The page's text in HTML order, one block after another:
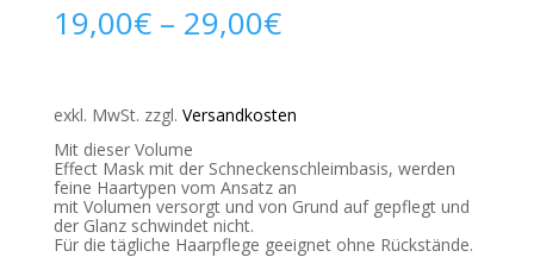
19,00€– 29,00€
exkl. MwSt. zzgl. Versandkosten
Mit dieser Volume
Effect Mask mit der Schneckenschleimbasis, werden
feine Haartypen vom Ansatz an
mit Volumen versorgt und von Grund auf gepflegt und
der Glanz schwindet nicht.
Für die tägliche Haarpflege geeignet ohne Rückstände.